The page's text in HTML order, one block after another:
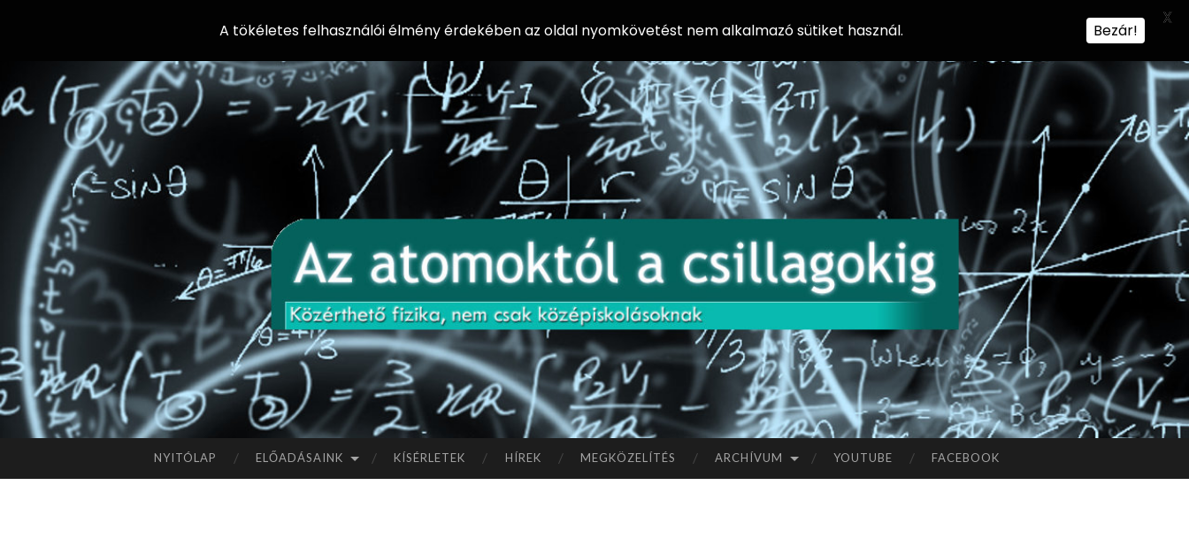
AZ
AT
OM
OK
TÓ
L A
Előadássorozat
középiskolásoknak
az ELTE
Természettudományi
Kar Fizikai
Intézetében
A
NYITÓLAP ELŐADÁSAINK KÍSÉRLETEK HÍREK MEGKÖZELÍTÉS ARCHÍVUM YOUTUBE FACEBOOK
A tökéletes felhasználói élmény érdekében az oldal nyomkövetést nem alkalmazó sütiket használ. Bezár!
X